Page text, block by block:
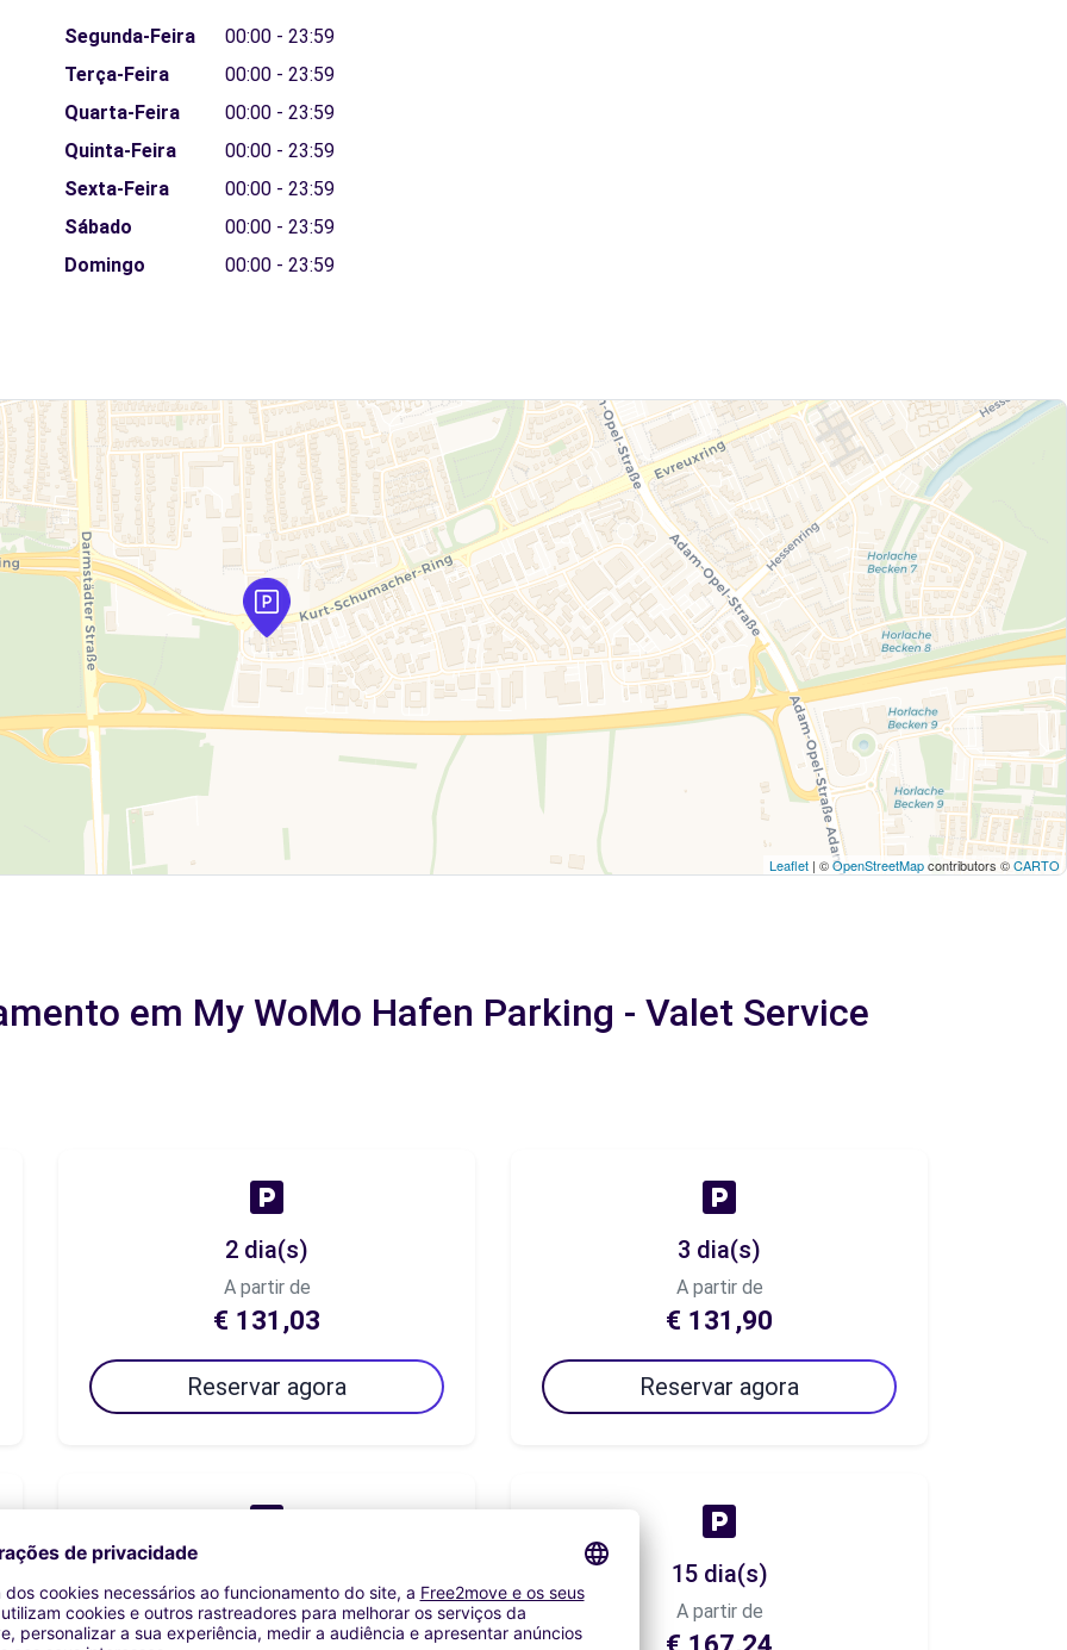
Segunda-Feira
00:00 - 23:59
Terça-Feira
00:00 - 23:59
Quarta-Feira
00:00 - 23:59
Quinta-Feira
00:00 - 23:59
Sexta-Feira
00:00 - 23:59
Sábado
00:00 - 23:59
Domingo
00:00 - 23:59
Leaflet | ©OpenStreetMapcontributors ©CARTO
em My WoMo Hafen Parking - Valet Service
2 dia(s)
A partir de
€ 131,03
Reservar agora
3 dia(s)
A partir de
€ 131,90
Reservar agora
A partir de
€ 135,34
15 dia(s)
A partir de
€ 167,24